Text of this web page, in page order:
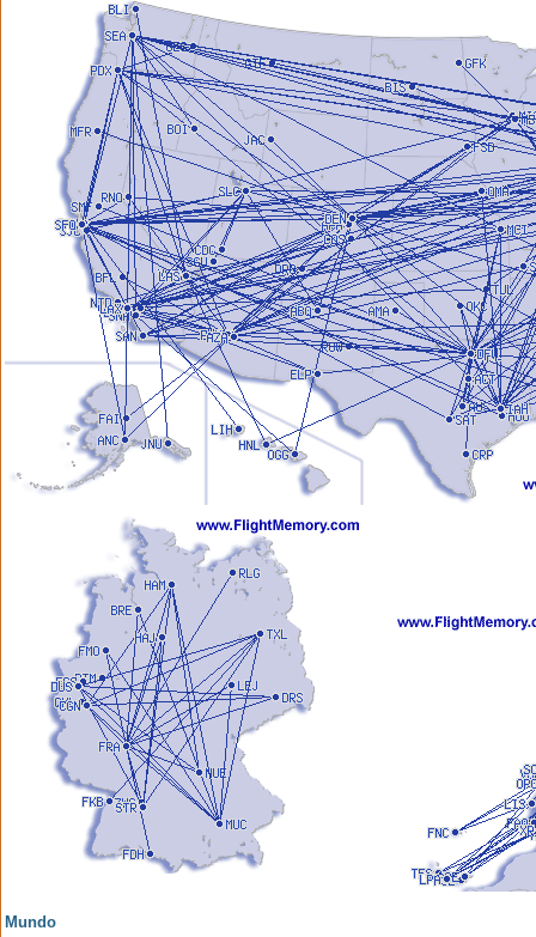
Mundo